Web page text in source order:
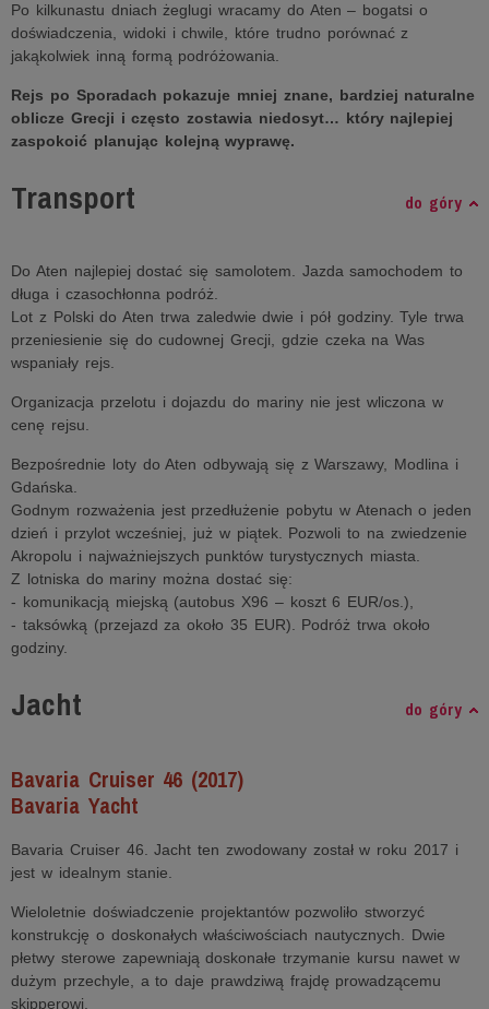
Po kilkunastu dniach żeglugi wracamy do Aten – bogatsi o
doświadczenia, widoki i chwile, które trudno porównać z
jakąkolwiek inną formą podróżowania.
Rejs po Sporadach pokazuje mniej znane, bardziej naturalne
oblicze Grecji i często zostawia niedosyt… który najlepiej
zaspokoić planując kolejną wyprawę.
Transport do góry
Do Aten najlepiej dostać się samolotem. Jazda samochodem to
długa i czasochłonna podróż.
Lot z Polski do Aten trwa zaledwie dwie i pół godziny. Tyle trwa
przeniesienie się do cudownej Grecji, gdzie czeka na Was
wspaniały rejs.
Organizacja przelotu i dojazdu do mariny nie jest wliczona w
cenę rejsu.
Bezpośrednie loty do Aten odbywają się z Warszawy, Modlina i
Gdańska.
Godnym rozważenia jest przedłużenie pobytu w Atenach o jeden
dzień i przylot wcześniej, już w piątek. Pozwoli to na zwiedzenie
Akropolu i najważniejszych punktów turystycznych miasta.
Z lotniska do mariny można dostać się:
- komunikacją miejską (autobus X96 – koszt 6 EUR/os.),
- taksówką (przejazd za około 35 EUR). Podróż trwa około
godziny.
Jacht do góry
Bavaria Cruiser 46 (2017)
Bavaria Yacht
Bavaria Cruiser 46. Jacht ten zwodowany został w roku 2017 i
jest w idealnym stanie.
Wieloletnie doświadczenie projektantów pozwoliło stworzyć
konstrukcję o doskonałych właściwościach nautycznych. Dwie
płetwy sterowe zapewniają doskonałe trzymanie kursu nawet w
dużym przechyle, a to daje prawdziwą frajdę prowadzącemu
skipperowi.